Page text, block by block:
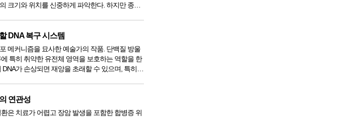
크기와 위치를 신중하게 파악한다. 하지만 종양
DNA 복구 시스템
메커니즘을 묘사한 예술가의 작품. 단백질 방울
특히 취약한 유전체 영역을 보호하는 역할을 한
연관성
은 치료가 어렵고 장암 발생을 포함한 합병증 위